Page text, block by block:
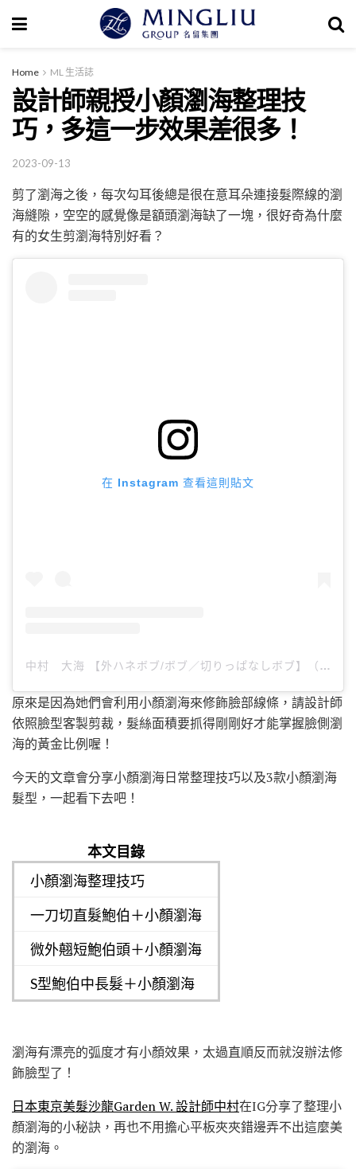
Home ML 生活誌
設計師親授小顏瀏海整理技
巧，多這一步效果差很多！
2023-09-13
剪了瀏海之後，每次勾耳後總是很在意耳朵連接髮際線的瀏
海縫隙，空空的感覺像是額頭瀏海缺了一塊，很好奇為什麼
有的女生剪瀏海特別好看？
在 Instagram 查看這則貼文
中村 大海 【外ハネボブ/ボブ／切りっぱなしボブ】（@____daia____）分享的貼文
原來是因為她們會利用小顏瀏海來修飾臉部線條，請設計師
依照臉型客製剪裁，髮絲面積要抓得剛剛好才能掌握臉側瀏
海的黃金比例喔！
今天的文章會分享小顏瀏海日常整理技巧以及3款小顏瀏海
髮型，一起看下去吧！
本文目錄
小顏瀏海整理技巧
一刀切直髮鮑伯＋小顏瀏海
微外翹短鮑伯頭＋小顏瀏海
S型鮑伯中長髮＋小顏瀏海
瀏海有漂亮的弧度才有小顏效果，太過直順反而就沒辦法修
飾臉型了！
日本東京美髮沙龍Garden W. 設計師中村在IG分享了整理小
顏瀏海的小秘訣，再也不用擔心平板夾夾錯邊弄不出這麼美
的瀏海。